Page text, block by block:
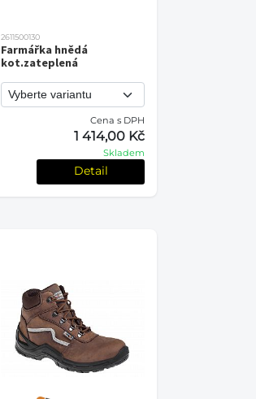
2611500130
Farmářka hnědá
kot.zateplená
Cena s DPH
1 414,00 Kč
Skladem
Detail